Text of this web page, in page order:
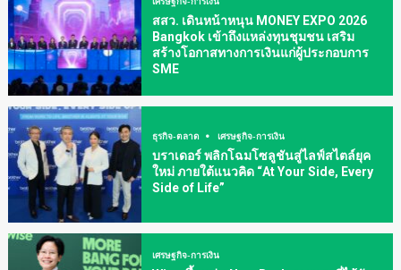
สสว. เดินหน้าหนุน MONEY EXPO 2026
Bangkok เข้าถึงแหล่งทุนชุมชน เสริม
สร้างโอกาสทางการเงินแก่ผู้ประกอบการ
SME
ธุรกิจ-ตลาด เศรษฐกิจ-การเงิน
บราเดอร์ พลิกโฉมโซลูชันสู่ไลฟ์สไตล์ยุค
ใหม่ ภายใต้แนวคิด “At Your Side, Every
Side of Life”
เศรษฐกิจ-การเงิน